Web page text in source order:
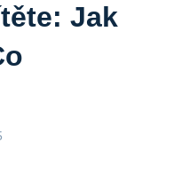
Jak